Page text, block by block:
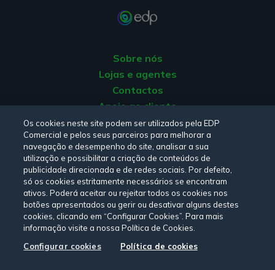
Sobre nós
Lojas e agentes
Contactos
Apoio ao cliente
Origem da energia
Livro de reclamações
Consulte a nossaPolítica de privacidade, Política de cookies
Termos e CondiçõeseDeclaração de Acessibilidade.
Siga-nos:
Os cookies neste site podem ser utilizados pela EDP
Comercial e pelos seus parceiros para melhorar a
navegação e desempenho do site, analisar a sua
utilização e possibilitar a criação de conteúdos de
publicidade direcionada e de redes sociais. Por defeito,
só os cookies estritamente necessários se encontram
ativos. Poderá aceitar ou rejeitar todos os cookies nos
botões apresentados ou gerir ou desativar alguns destes
cookies, clicando em “Configurar Cookies”. Para mais
informação visite a nossa Política de Cookies.
Configurar cookies
Política de cookies